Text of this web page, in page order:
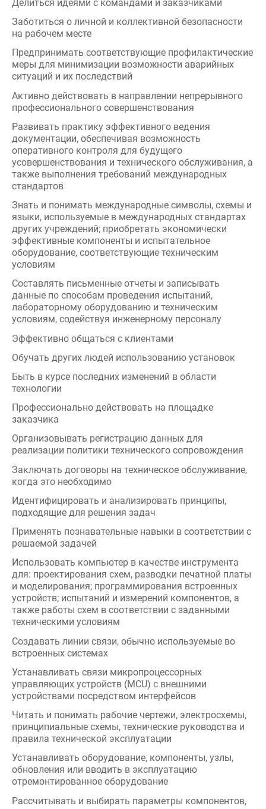
меры для минимизации возможности аварийных
ситуаций и их последствий
Активно действовать в направлении непрерывного
профессионального совершенствования
Развивать практику эффективного ведения
документации, обеспечивая возможность
оперативного контроля для будущего
усовершенствования и технического обслуживания, а
также выполнения требований международных
стандартов
Знать и понимать международные символы, схемы и
языки, используемые в международных стандартах
других учреждений; приобретать экономически
эффективные компоненты и испытательное
оборудование, соответствующие техническим
условиям
Составлять письменные отчеты и записывать
данные по способам проведения испытаний,
лабораторному оборудованию и техническим
условиям, содействуя инженерному персоналу
Обучать других людей использованию установок
Быть в курсе последних изменений в области
технологии
Профессионально действовать на площадке
заказчика
Организовывать регистрацию данных для
реализации политики технического сопровождения
Заключать договоры на техническое обслуживание,
когда это необходимо
Идентифицировать и анализировать принципы,
подходящие для решения задач
Применять познавательные навыки в соответствии с
решаемой задачей
Использовать компьютер в качестве инструмента
для: проектирования схем, разводки печатной платы
и моделирования; программирования встроенных
устройств; испытаний и измерений компонентов, а
также работы схем в соответствии с заданными
Создавать линии связи, обычно используемые во
встроенных системах
Устанавливать связи микропроцессорных
управляющих устройств (MCU) с внешними
устройствами посредством интерфейсов
Читать и понимать рабочие чертежи, электросхемы,
принципиальные схемы, технические руководства и
правила технической эксплуатации
Устанавливать оборудование, компоненты, узлы,
обновления или вводить в эксплуатацию
отремонтированное оборудование
Рассчитывать и выбирать параметры компонентов,
отвечающие целевому назначению
Реализовывать принципы теплоотвода
Проектировать модификации для заданных базовых
электронных блоков